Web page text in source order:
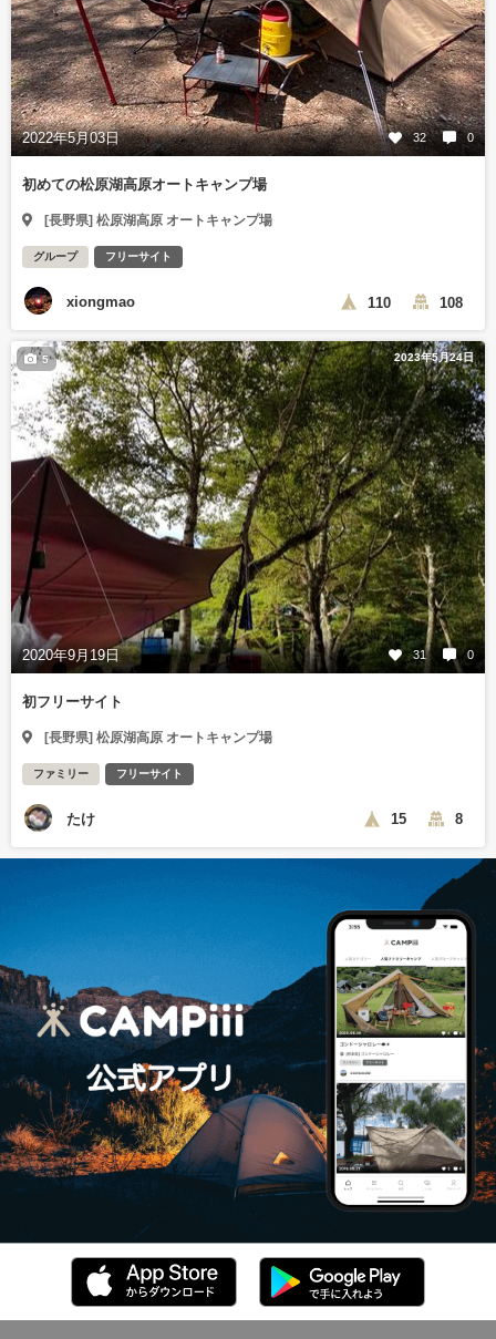
2022年5月03日 32 0
初めての松原湖高原オートキャンプ場
[長野県] 松原湖高原 オートキャンプ場
グループ フリーサイト
xiongmao 110 108
2023年5月24日
2020年9月19日 31 0
5
初フリーサイト
[長野県] 松原湖高原 オートキャンプ場
ファミリー フリーサイト
たけ 15 8